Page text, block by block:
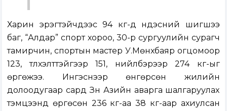
Харин эрэгтэйчүүдээс 94 кг-д үндэсний шигшээ
баг, “Алдар” спорт хороо, 30-р сургуулийн сурагч
тамирчин, спортын мастер У.Мөнхбаяр огцомоор
123, түлхэлттэйгээр 151, нийлбэрээр 274 кг-ыг
өргөжээ. Ингэснээр өнгөрсөн жилийн
долоодугаар сард Зүүн Азийн аварга шалгаруулах
тэмцээнд өргөсөн 236 кг-аа 38 кг-аар ахиулсан